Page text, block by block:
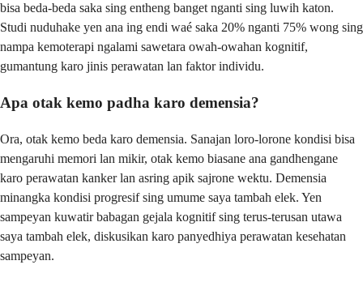
bisa beda-beda saka sing entheng banget nganti sing luwih katon.
Studi nuduhake yen ana ing endi waé saka 20% nganti 75% wong sing
nampa kemoterapi ngalami sawetara owah-owahan kognitif,
gumantung karo jinis perawatan lan faktor individu.
Apa otak kemo padha karo demensia?
Ora, otak kemo beda karo demensia. Sanajan loro-lorone kondisi bisa
mengaruhi memori lan mikir, otak kemo biasane ana gandhengane
karo perawatan kanker lan asring apik sajrone wektu. Demensia
minangka kondisi progresif sing umume saya tambah elek. Yen
sampeyan kuwatir babagan gejala kognitif sing terus-terusan utawa
saya tambah elek, diskusikan karo panyedhiya perawatan kesehatan
sampeyan.